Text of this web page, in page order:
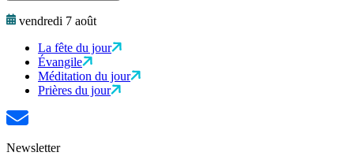
vendredi 7 août
La fête du jour
Évangile
Méditation du jour
Prières du jour
Newsletter